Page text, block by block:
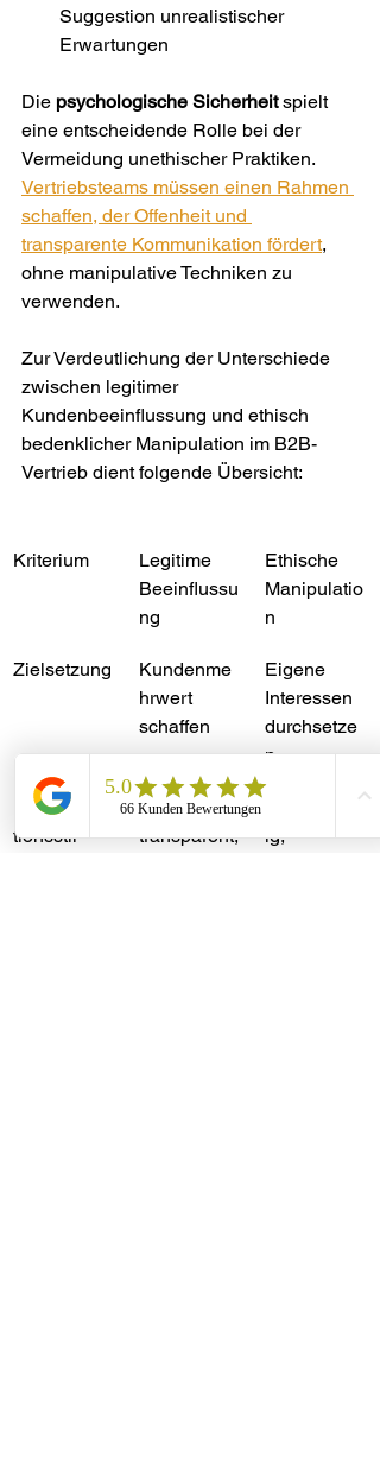
Suggestion unrealistischer
Erwartungen
Die psychologische Sicherheit spielt
eine entscheidende Rolle bei der
Vermeidung unethischer Praktiken.
Vertriebsteams müssen einen Rahmen
schaffen, der Offenheit und
transparente Kommunikation fördert,
ohne manipulative Techniken zu
verwenden.
Zur Verdeutlichung der Unterschiede
zwischen legitimer
Kundenbeeinflussung und ethisch
bedenklicher Manipulation im B2B-
Vertrieb dient folgende Übersicht:
Kriterium
Legitime
Beeinflussu
ng
Ethische
Manipulatio
n
Zielsetzung
Kundenme
hrwert
schaffen
Eigene
Interessen
durchsetze
n
Kommunika
tionsstil
Offen,
transparent,
Unvollständ
ig,